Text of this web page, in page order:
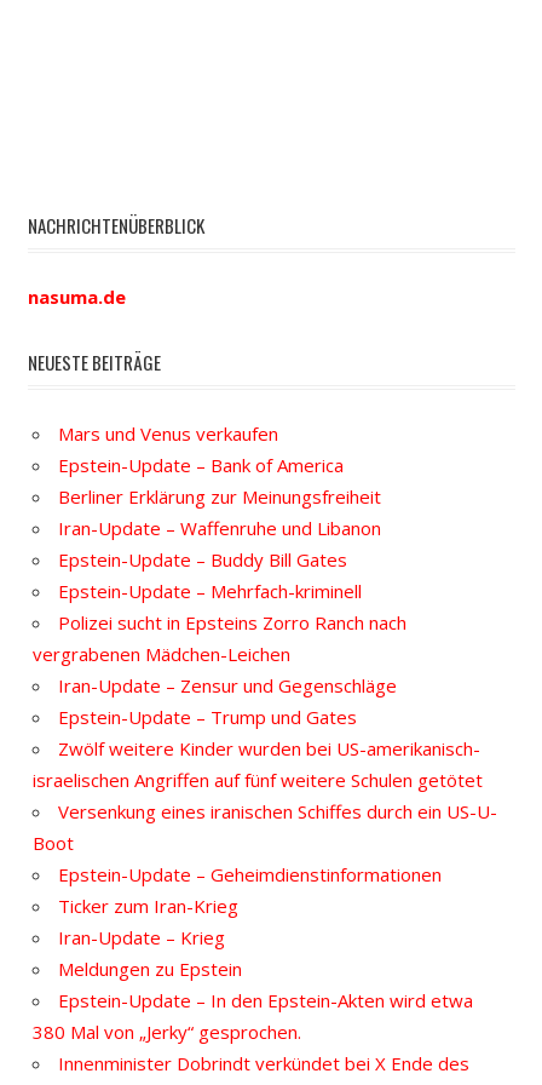
NACHRICHTENÜBERBLICK
nasuma.de
NEUESTE BEITRÄGE
Mars und Venus verkaufen
Epstein-Update – Bank of America
Berliner Erklärung zur Meinungsfreiheit
Iran-Update – Waffenruhe und Libanon
Epstein-Update – Buddy Bill Gates
Epstein-Update – Mehrfach-kriminell
Polizei sucht in Epsteins Zorro Ranch nach
vergrabenen Mädchen-Leichen
Iran-Update – Zensur und Gegenschläge
Epstein-Update – Trump und Gates
Zwölf weitere Kinder wurden bei US-amerikanisch-
israelischen Angriffen auf fünf weitere Schulen getötet
Versenkung eines iranischen Schiffes durch ein US-U-
Boot
Epstein-Update – Geheimdienstinformationen
Ticker zum Iran-Krieg
Iran-Update – Krieg
Meldungen zu Epstein
Epstein-Update – In den Epstein-Akten wird etwa
380 Mal von „Jerky“ gesprochen.
Innenminister Dobrindt verkündet bei X Ende des